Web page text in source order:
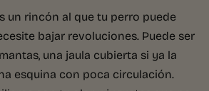
un rincón al que tu perro puede
bajar revoluciones. Puede ser
una jaula cubierta si ya la
esquina con poca circulación.